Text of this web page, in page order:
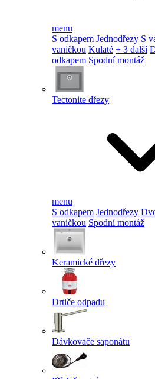
menu
S odkapem Jednodřezy S
vaničkou Kulaté + 3 další
odkapem Spodní montáž
Tectonite dřezy
menu
S odkapem Jednodřezy
vaničkou Spodní montáž
Keramické dřezy
Drtiče odpadu
Dávkovače saponátu